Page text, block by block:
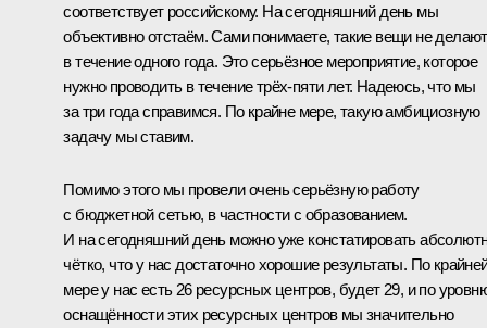
соответствует российскому. На сегодняшний день мы
объективно отстаём. Сами понимаете, такие вещи не
в течение одного года. Это серьёзное мероприятие, которое
нужно проводить в течение трёх-пяти лет. Надеюсь, что мы
за три года справимся. По крайне мере, такую амбициозную
задачу мы ставим.
Помимо этого мы провели очень серьёзную работу
с бюджетной сетью, в частности с образованием.
И на сегодняшний день можно уже констатировать
чётко, что у нас достаточно хорошие результаты. По
мере у нас есть 26 ресурсных центров, будет 29, и по
оснащённости этих ресурсных центров мы значительно